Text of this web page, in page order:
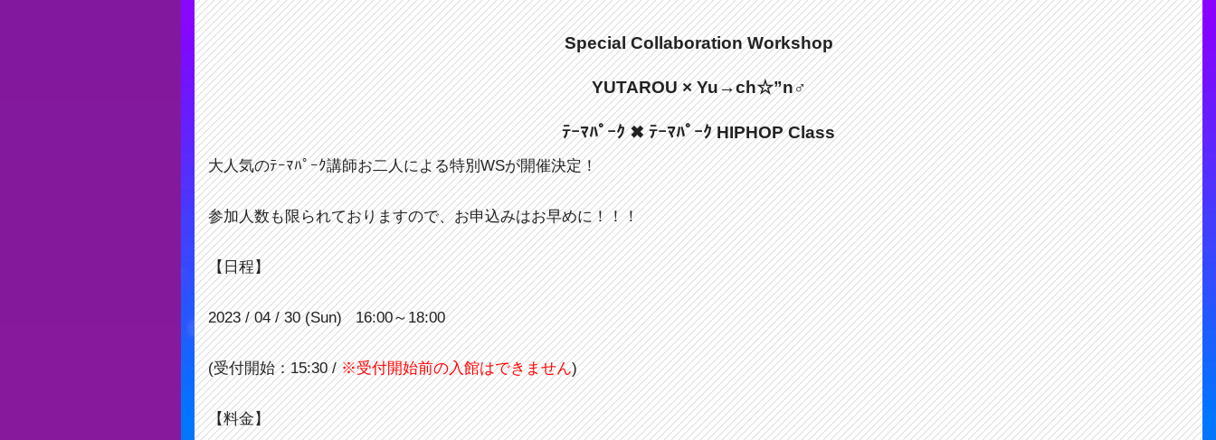
Special Collaboration Workshop
YUTAROU × Yu→ch☆”n♂
ﾃｰﾏﾊﾟｰｸ ✖ ﾃｰﾏﾊﾟｰｸ HIPHOP Class
大人気のﾃｰﾏﾊﾟｰｸ講師お二人による特別WSが開催決定！
参加人数も限られておりますので、お申込みはお早めに！！！
【日程】
2023 / 04 / 30 (Sun) 16:00～18:00
(受付開始：15:30 /※受付開始前の入館はできません)
【料金】